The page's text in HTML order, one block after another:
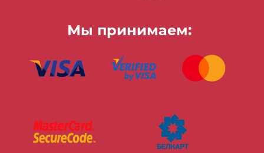
Мы принимаем: